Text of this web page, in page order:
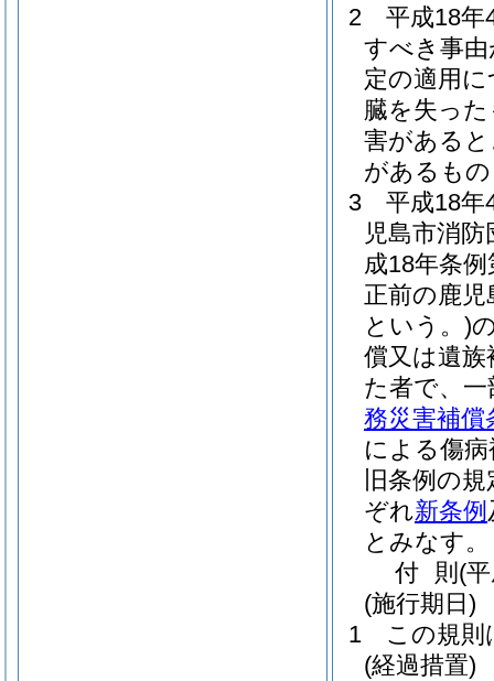
2
平成18
すべき事
定の適用
臓を失っ
害がある
があるも
3
平成18
児島市消
成18年条
正前の鹿児
という。)
償又は遺族
た者で、
務災害補償
による傷
旧条例の
ぞれ新条例
とみなす。
付 則 (
(施行期日)
1
この規則
(経過措置)